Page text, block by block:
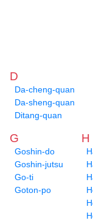
D
Da-cheng-quan
Da-sheng-quan
Ditang-quan
G
Goshin-do
Goshin-jutsu
Go-ti
Goton-po
H